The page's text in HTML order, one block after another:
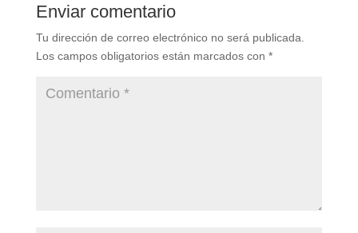
Enviar comentario
Tu dirección de correo electrónico no será publicada.
Los campos obligatorios están marcados con *